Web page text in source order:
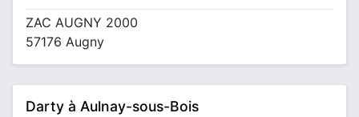
ZAC AUGNY 2000
57176 Augny
Darty à Aulnay-sous-Bois